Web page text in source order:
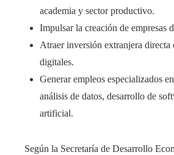
academia y sector productivo.
Impulsar la creación de empresas
Atraer inversión extranjera directa
digitales.
Generar empleos especializados
análisis de datos, desarrollo de
artificial.
Según la Secretaría de Desarrollo